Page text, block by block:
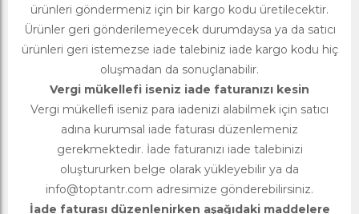
ürünleri göndermeniz için bir kargo kodu üretilecektir.
Ürünler geri gönderilemeyecek durumdaysa ya da satıcı
ürünleri geri istemezse iade talebiniz iade kargo kodu hiç
oluşmadan da sonuçlanabilir.
Vergi mükellefi iseniz iade faturanızı kesin
Vergi mükellefi iseniz para iadenizi alabilmek için satıcı
adına kurumsal iade faturası düzenlemeniz
gerekmektedir. İade faturanızı iade talebinizi
oluştururken belge olarak yükleyebilir ya da
info@toptantr.com adresimize gönderebilirsiniz.
İade faturası düzenlenirken aşağıdaki maddelere